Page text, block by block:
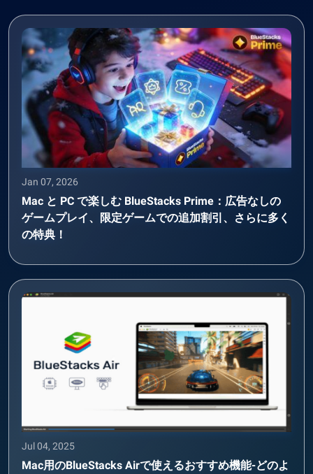
Jan 07, 2026
Mac と PC で楽しむ BlueStacks Prime：広告なしの
ゲームプレイ、限定ゲームでの追加割引、さらに多く
の特典！
Jul 04, 2025
Mac用のBlueStacks Airで使えるおすすめ機能-どのよ